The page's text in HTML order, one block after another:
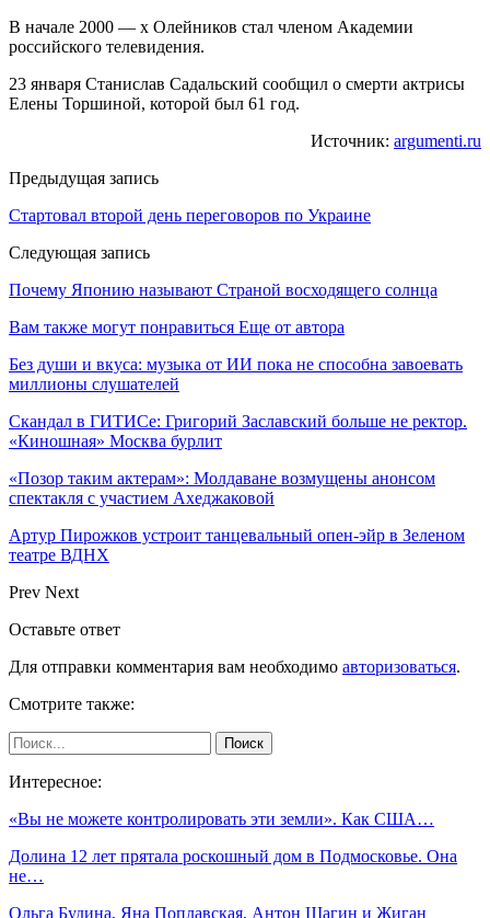
В начале 2000 — х Олейников стал членом Академии
российского телевидения.
23 января Станислав Садальский сообщил о смерти актрисы
Елены Торшиной, которой был 61 год.
Источник: argumenti.ru
Предыдущая запись
Стартовал второй день переговоров по Украине
Следующая запись
Почему Японию называют Страной восходящего солнца
Вам также могут понравиться Еще от автора
Без души и вкуса: музыка от ИИ пока не способна завоевать
миллионы слушателей
Скандал в ГИТИСе: Григорий Заславский больше не ректор.
«Киношная» Москва бурлит
«Позор таким актерам»: Молдаване возмущены анонсом
спектакля с участием Ахеджаковой
Артур Пирожков устроит танцевальный опен-эйр в Зеленом
театре ВДНХ
Prev Next
Оставьте ответ
Для отправки комментария вам необходимо авторизоваться.
Смотрите также:
Интересное:
«Вы не можете контролировать эти земли». Как США…
Долина 12 лет прятала роскошный дом в Подмосковье. Она
не…
Ольга Будина, Яна Поплавская, Антон Шагин и Жиган